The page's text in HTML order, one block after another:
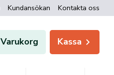
Kundansökan Kontakta oss
Varukorg Kassa